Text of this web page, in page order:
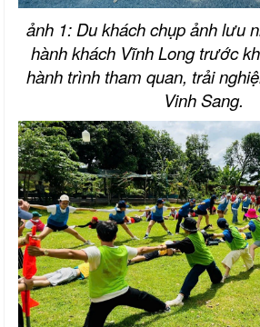
ảnh 1: Du khách chụp ảnh lưu
hành khách Vĩnh Long trước
hành trình tham quan, trải
Vinh Sang.